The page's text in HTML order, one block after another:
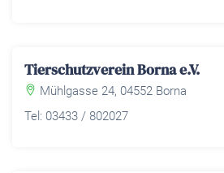
Tierschutzverein Borna e.V.
Mühlgasse 24, 04552 Borna
Tel: 03433 / 802027